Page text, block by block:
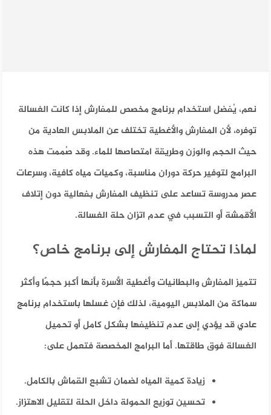
نعم، يُفضل استخدام برنامج مخصص للمفارش إذا كانت الغسالة
توفره، لأن المفارش والأغطية تختلف عن الملابس العادية من
حيث الحجم والوزن وطريقة امتصاصها للماء. وقد صُممت هذه
البرامج لتوفير حركة دوران مناسبة، وكميات مياه كافية، وسرعات
عصر مدروسة تساعد على تنظيف المفارش بفعالية دون إتلاف
الأقمشة أو التسبب في عدم اتزان حلة الغسالة.
لماذا تحتاج المفارش إلى برنامج خاص؟
تتميز المفارش والبطانيات وأغطية الأسرة بأنها أكبر حجمًا وأكثر
سماكة من الملابس اليومية، لذلك فإن غسلها باستخدام برنامج
عادي قد يؤدي إلى عدم تنظيفها بشكل كامل أو تحميل
الغسالة فوق طاقتها. أما البرامج المخصصة فتعمل على:
زيادة كمية المياه لضمان تشبع القماش بالكامل.
تحسين توزيع الحمولة داخل الحلة لتقليل الاهتزاز.